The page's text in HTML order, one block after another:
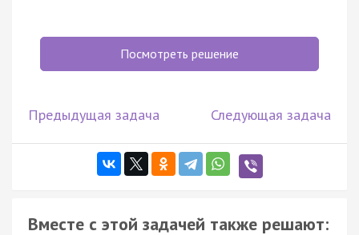
Посмотреть решение
Предыдущая задача Следующая задача
Вместе с этой задачей также решают: